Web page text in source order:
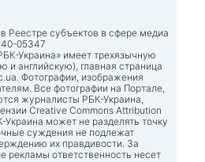
Реестре субъектов в сфере медиа
05347
Украина» имеет трехязычную
и английскую), главная страница
. Фотографии, изображения
Все фотографии на Портале,
журналисты РБК-Украина,
Creative Commons Attribution
может не разделять точку
суждения не подлежат
их правдивости. За
рекламы ответственность несет